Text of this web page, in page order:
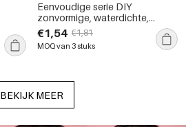
Eenvoudige serie DIY
zonvormige, waterdichte,
goudkleurige hangers van
natuursteen voor dames.
€1,54 €1,81
MOQ van 3 stuks
BEKIJK MEER